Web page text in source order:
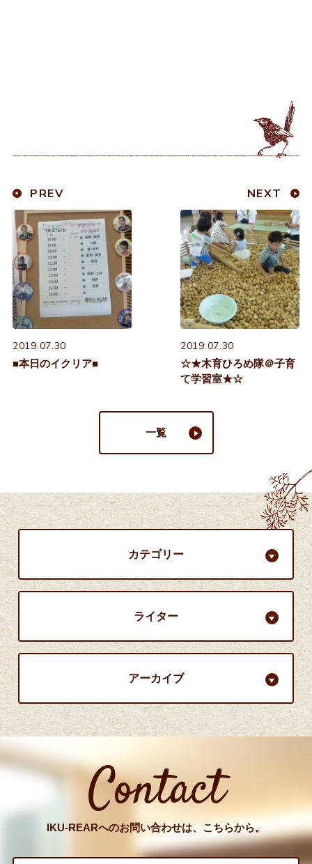
PREV
2019.07.30
■本日のイクリア■
NEXT
2019.07.30
☆★木育ひろめ隊＠子育
て学習室★☆
一覧
カテゴリー
ライター
アーカイブ
Contact
IKU-REARへのお問い合わせは、こちらから。